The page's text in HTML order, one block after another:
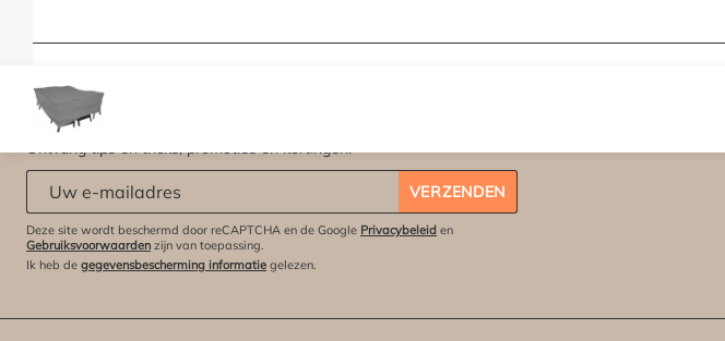
Geen aanbiedingen missen?
Ontvang tips en tricks, promoties en kortingen.
VERZENDEN
Deze site wordt beschermd door reCAPTCHA en de Google Privacybeleid en
Gebruiksvoorwaarden zijn van toepassing.
Ik heb de gegevensbescherming informatie gelezen.